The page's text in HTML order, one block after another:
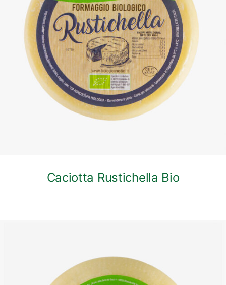
DETTAGLI
Caciotta Rustichella Bio